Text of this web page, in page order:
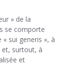
» de la
se comporte
sui generis », à
et, surtout, à
et